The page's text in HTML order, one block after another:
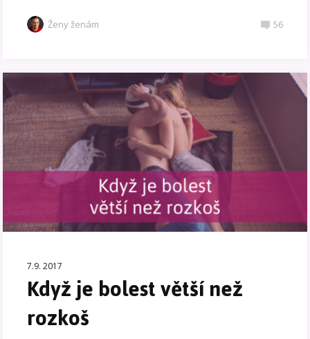
Ženy ženám 56
7.9. 2017
Když je bolest větší než
rozkoš